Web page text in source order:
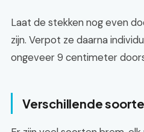
Laat de stekken nog even
zijn. Verpot ze daarna
ongeveer 9 centimeter
Verschillende